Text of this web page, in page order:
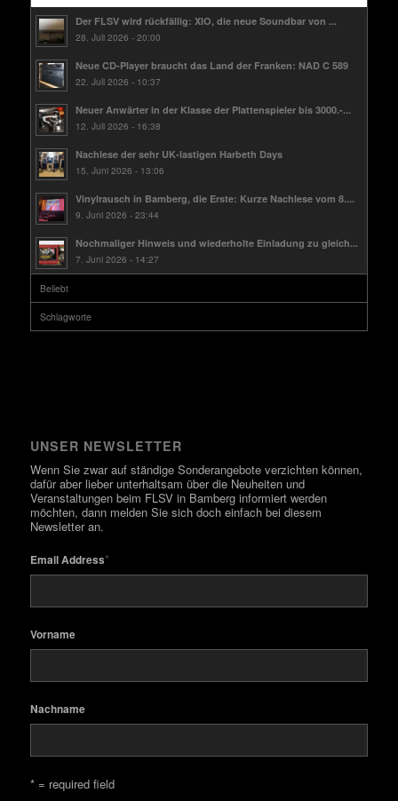
Der FLSV wird rückfällig: XIO, die neue Soundbar von ...
28. Juli 2026 - 20:00
Neue CD-Player braucht das Land der Franken: NAD C 589
22. Juli 2026 - 10:37
Neuer Anwärter in der Klasse der Plattenspieler bis 3000.-...
12. Juli 2026 - 16:38
Nachlese der sehr UK-lastigen Harbeth Days
15. Juni 2026 - 13:06
Vinylrausch in Bamberg, die Erste: Kurze Nachlese vom 8....
9. Juni 2026 - 23:44
Nochmaliger Hinweis und wiederholte Einladung zu gleich...
7. Juni 2026 - 14:27
Beliebt
Schlagworte
UNSER NEWSLETTER
Wenn Sie zwar auf ständige Sonderangebote verzichten können,
dafür aber lieber unterhaltsam über die Neuheiten und
Veranstaltungen beim FLSV in Bamberg informiert werden
möchten, dann melden Sie sich doch einfach bei diesem
Newsletter an.
Email Address*
Vorname
Nachname
* = required field